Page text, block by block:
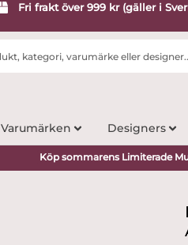
Fri frakt över 999 kr (gäller i
Varumärken Designers
Köp sommarens Limiterade